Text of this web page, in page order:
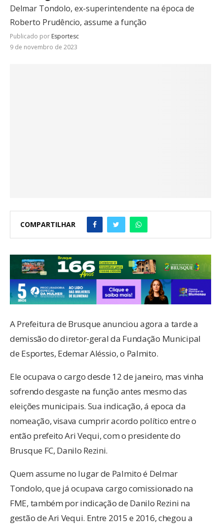
Delmar Tondolo, ex-superintendente na época de
Roberto Prudêncio, assume a função
Publicado por Esportesc
9 de novembro de 2023
COMPARTILHAR
A Prefeitura de Brusque anunciou agora a tarde a
demissão do diretor-geral da Fundação Municipal
de Esportes, Edemar Aléssio, o Palmito.
Ele ocupava o cargo desde 12 de janeiro, mas vinha
sofrendo desgaste na função antes mesmo das
eleições municipais. Sua indicação, á epoca da
nomeação, visava cumprir acordo político entre o
então prefeito Ari Vequi, com o presidente do
Brusque FC, Danilo Rezini.
Quem assume no lugar de Palmito é Delmar
Tondolo, que já ocupava cargo comissionado na
FME, também por indicação de Danilo Rezini na
gestão de Ari Vequi. Entre 2015 e 2016, chegou a